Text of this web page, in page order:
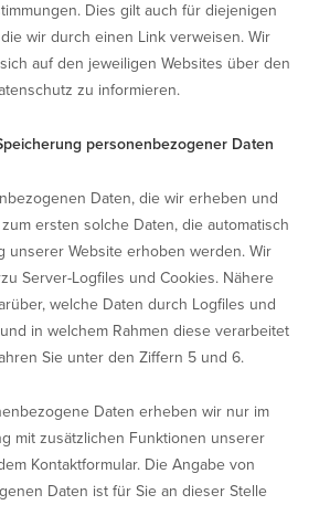
Dies gilt auch für diejenigen
wir durch einen Link verweisen. Wir
auf den jeweiligen Websites über den
zu informieren.
personenbezogener Daten
Daten, die wir erheben und
ersten solche Daten, die automatisch
unserer Website erhoben werden. Wir
Server-Logfiles und Cookies. Nähere
welche Daten durch Logfiles und
in welchem Rahmen diese verarbeitet
Sie unter den Ziffern 5 und 6.
Daten erheben wir nur im
mit zusätzlichen Funktionen unserer
Kontaktformular. Die Angabe von
Daten ist für Sie an dieser Stelle